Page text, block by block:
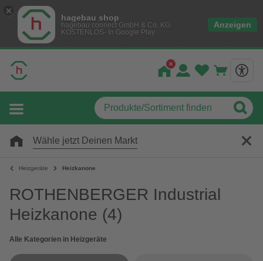
hagebau shop
hagebau connect GmbH & Co. KG
KOSTENLOS- In Google Play
Anzeigen
Wähle jetzt Deinen Markt
Heizgeräte Heizkanone
ROTHENBERGER Industrial
Heizkanone (4)
Alle Kategorien in Heizgeräte